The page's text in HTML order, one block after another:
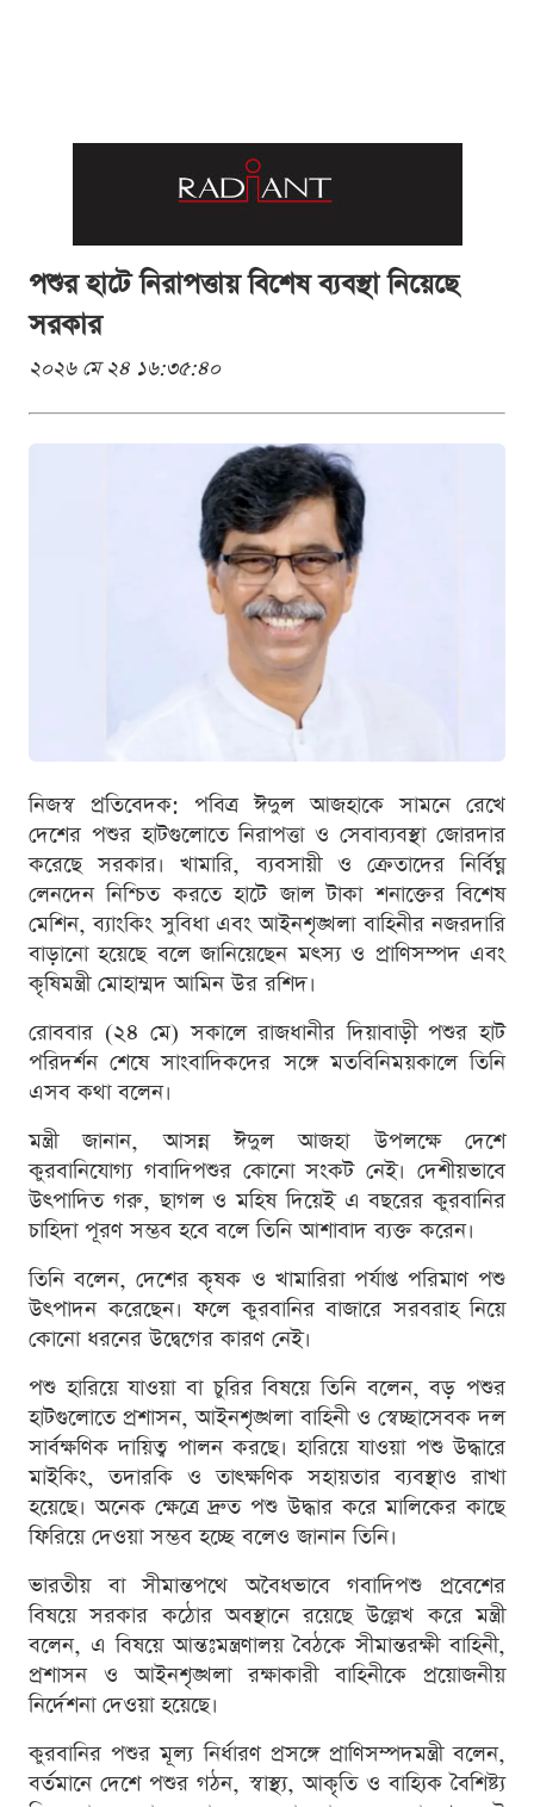
পশুর হাটে নিরাপত্তায় বিশেষ ব্যবস্থা নিয়েছে
সরকার
২০২৬ মে ২৪ ১৬:৩৫:৪০
নিজস্ব প্রতিবেদক: পবিত্র ঈদুল আজহাকে সামনে রেখে
দেশের পশুর হাটগুলোতে নিরাপত্তা ও সেবাব্যবস্থা জোরদার
করেছে সরকার। খামারি, ব্যবসায়ী ও ক্রেতাদের নির্বিঘ্ন
লেনদেন নিশ্চিত করতে হাটে জাল টাকা শনাক্তের বিশেষ
মেশিন, ব্যাংকিং সুবিধা এবং আইনশৃঙ্খলা বাহিনীর নজরদারি
বাড়ানো হয়েছে বলে জানিয়েছেন মৎস্য ও প্রাণিসম্পদ এবং
কৃষিমন্ত্রী মোহাম্মদ আমিন উর রশিদ।
রোববার (২৪ মে) সকালে রাজধানীর দিয়াবাড়ী পশুর হাট
পরিদর্শন শেষে সাংবাদিকদের সঙ্গে মতবিনিময়কালে তিনি
এসব কথা বলেন।
মন্ত্রী জানান, আসন্ন ঈদুল আজহা উপলক্ষে দেশে
কুরবানিযোগ্য গবাদিপশুর কোনো সংকট নেই। দেশীয়ভাবে
উৎপাদিত গরু, ছাগল ও মহিষ দিয়েই এ বছরের কুরবানির
চাহিদা পূরণ সম্ভব হবে বলে তিনি আশাবাদ ব্যক্ত করেন।
তিনি বলেন, দেশের কৃষক ও খামারিরা পর্যাপ্ত পরিমাণ পশু
উৎপাদন করেছেন। ফলে কুরবানির বাজারে সরবরাহ নিয়ে
কোনো ধরনের উদ্বেগের কারণ নেই।
পশু হারিয়ে যাওয়া বা চুরির বিষয়ে তিনি বলেন, বড় পশুর
হাটগুলোতে প্রশাসন, আইনশৃঙ্খলা বাহিনী ও স্বেচ্ছাসেবক দল
সার্বক্ষণিক দায়িত্ব পালন করছে। হারিয়ে যাওয়া পশু উদ্ধারে
মাইকিং, তদারকি ও তাৎক্ষণিক সহায়তার ব্যবস্থাও রাখা
হয়েছে। অনেক ক্ষেত্রে দ্রুত পশু উদ্ধার করে মালিকের কাছে
ফিরিয়ে দেওয়া সম্ভব হচ্ছে বলেও জানান তিনি।
ভারতীয় বা সীমান্তপথে অবৈধভাবে গবাদিপশু প্রবেশের
বিষয়ে সরকার কঠোর অবস্থানে রয়েছে উল্লেখ করে মন্ত্রী
বলেন, এ বিষয়ে আন্তঃমন্ত্রণালয় বৈঠকে সীমান্তরক্ষী বাহিনী,
প্রশাসন ও আইনশৃঙ্খলা রক্ষাকারী বাহিনীকে প্রয়োজনীয়
নির্দেশনা দেওয়া হয়েছে।
কুরবানির পশুর মূল্য নির্ধারণ প্রসঙ্গে প্রাণিসম্পদমন্ত্রী বলেন,
বর্তমানে দেশে পশুর গঠন, স্বাস্থ্য, আকৃতি ও বাহ্যিক বৈশিষ্ট্য